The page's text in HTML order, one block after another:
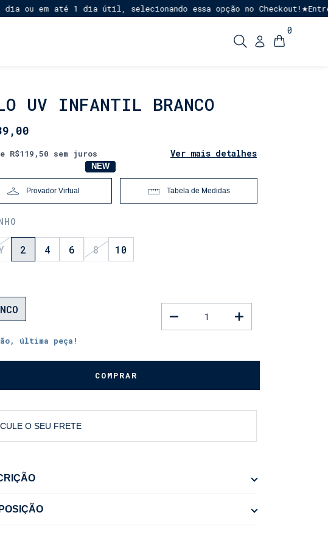
ou em até 1 dia útil, selecionando essa opção no Checkout!★Entrega
0
UV INFANTIL BRANCO
R$119,50 sem juros Ver mais detalhes
Provador Virtual
NOVO
NEW
Tabela de Medidas
2 4 6 8 10
última peça!
O SEU FRETE